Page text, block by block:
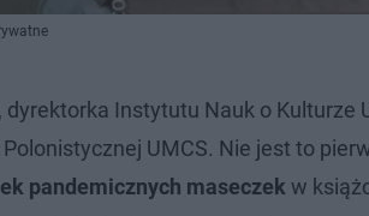
, dyrektorka Instytutu Nauk o Kulturze
UMCS. Nie jest to
pandemicznych maseczek w